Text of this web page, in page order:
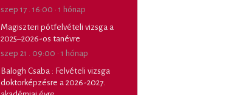
szep 17 . 16:00 · 1 hónap
Magiszteri pótfelvételi vizsga a
2025–2026-os tanévre
szep 21 . 09:00 · 1 hónap
Balogh Csaba : Felvételi vizsga
doktorképzésre a 2026-2027.